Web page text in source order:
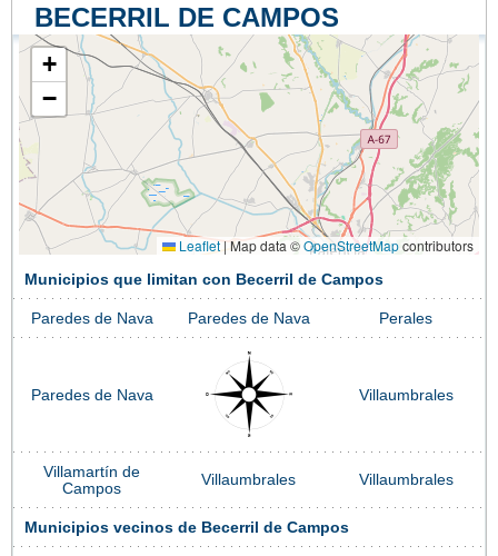
BECERRIL DE CAMPOS
+
−
Leaflet|Map data ©OpenStreetMapcontributors
Municipios que limitan con Becerril de Campos
Paredes de Nava Paredes de Nava Perales
Paredes de Nava Villaumbrales
Villamartín de
Campos
Villaumbrales Villaumbrales
Municipios vecinos de Becerril de Campos